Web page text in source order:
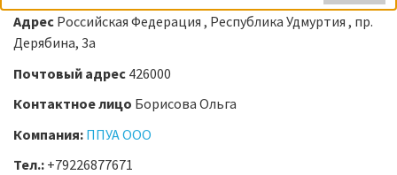
Адрес Российская Федерация , Республика Удмуртия , пр.
Дерябина, 3а
Почтовый адрес 426000
Контактное лицо Борисова Ольга
Компания: ППУА ООО
Тел.: +79226877671